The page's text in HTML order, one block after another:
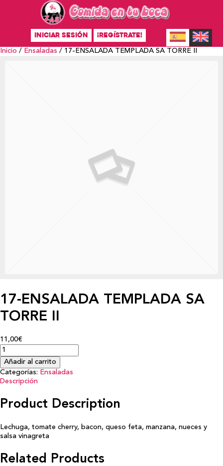
INICIAR SESIÓN ¡REGÍSTRATE!
Inicio / Ensaladas / 17-ENSALADA TEMPLADA SA TORRE II
17-ENSALADA TEMPLADA SA
TORRE II
11,00€
Añadir al carrito
Categorías: Ensaladas
Descripción
Product Description
Lechuga, tomate cherry, bacon, queso feta, manzana, nueces y
salsa vinagreta
Related Products